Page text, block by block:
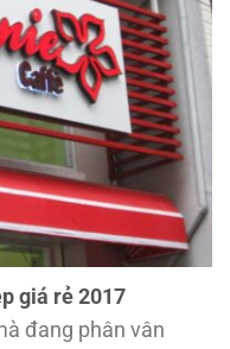
giá rẻ 2017
đang phân vân